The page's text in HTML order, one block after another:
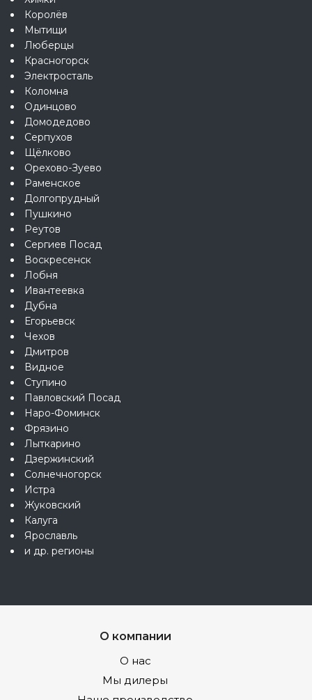
Королёв
Мытищи
Люберцы
Красногорск
Электросталь
Коломна
Одинцово
Домодедово
Серпухов
Щёлково
Орехово-Зуево
Раменское
Долгопрудный
Пушкино
Реутов
Сергиев Посад
Воскресенск
Лобня
Ивантеевка
Дубна
Егорьевск
Чехов
Дмитров
Видное
Ступино
Павловский Посад
Наро-Фоминск
Фрязино
Лыткарино
Дзержинский
Солнечногорск
Истра
Жуковский
Калуга
Ярославль
и др. регионы
О компании
О нас
Мы дилеры